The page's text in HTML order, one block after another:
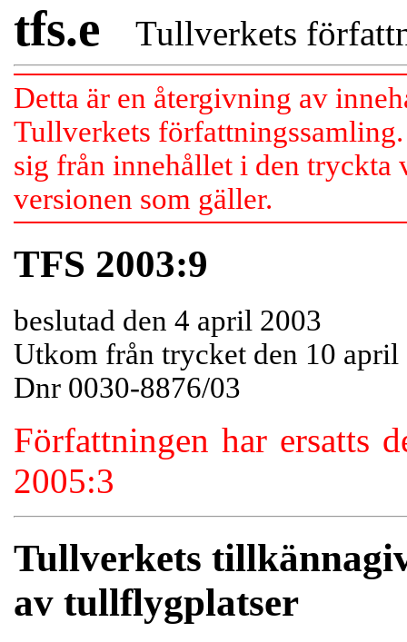
tfs.e Tullverkets
Detta är en återgivning av
Tullverkets
sig från innehållet i den tryckta
versionen som gäller.
TFS 2003:9
beslutad den 4 april 2003
Utkom från trycket den 10 april
Dnr 0030-8876/03
Författningen har ersatts
2005:3
Tullverkets
av tullflygplatser